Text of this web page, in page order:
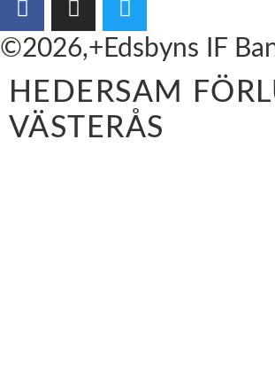
©2026,+Edsbyns IF
HEDERSAM
VÄSTERÅS